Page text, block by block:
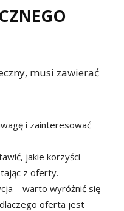
musi zawierać
i zainteresować
jakie korzyści
z oferty.
– warto wyróżnić się
oferta jest